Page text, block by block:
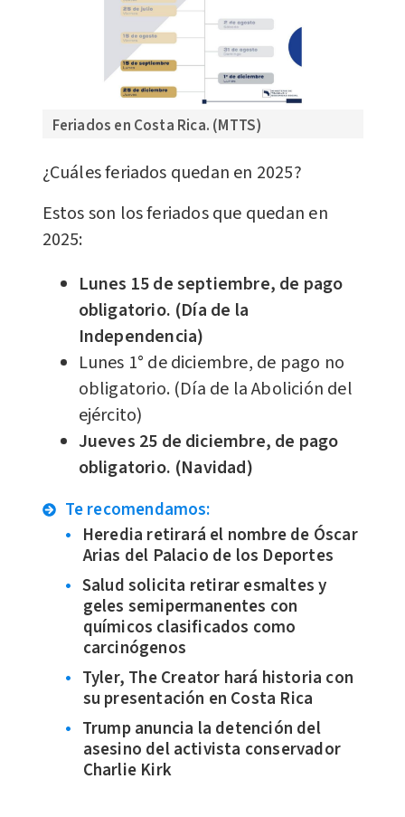
Feriados en Costa Rica. (MTTS)
¿Cuáles feriados quedan en 2025?
Estos son los feriados que quedan en
2025:
Lunes 15 de septiembre, de pago
obligatorio. (Día de la
Independencia)
Lunes 1° de diciembre, de pago no
obligatorio. (Día de la Abolición del
ejército)
Jueves 25 de diciembre, de pago
obligatorio. (Navidad)
Te recomendamos:
Heredia retirará el nombre de Óscar
Arias del Palacio de los Deportes
Salud solicita retirar esmaltes y
geles semipermanentes con
químicos clasificados como
carcinógenos
Tyler, The Creator hará historia con
su presentación en Costa Rica
Trump anuncia la detención del
asesino del activista conservador
Charlie Kirk